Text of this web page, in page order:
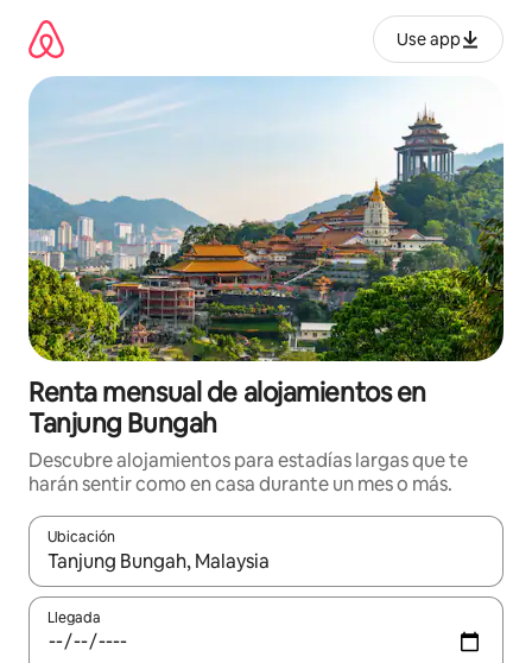
contenido
Use app
Renta mensual de alojamientos en
Tanjung Bungah
Descubre alojamientos para estadías largas que te
harán sentir como en casa durante un mes o más.
Ubicación
Cuando los resultados estén disponibles, navega con las
Llegada